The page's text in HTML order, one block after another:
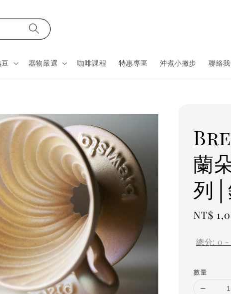
器物嚴選 咖啡課程 特惠專區 沖煮小撇步 聯絡
蘭
列
NT$
總分: 0 -
數量